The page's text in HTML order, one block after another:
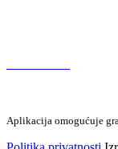
Aplikacija omogućuje